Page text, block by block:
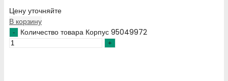
Цену уточняйте
В корзину
Количество товара Корпус 95049972